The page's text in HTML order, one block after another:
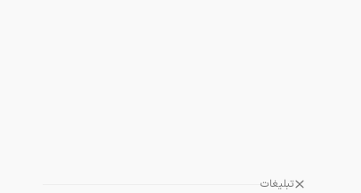
تبلیغات